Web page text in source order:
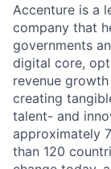
Accenture is a
company that
governments
digital core,
revenue
creating
talent- and
approximately
than 120